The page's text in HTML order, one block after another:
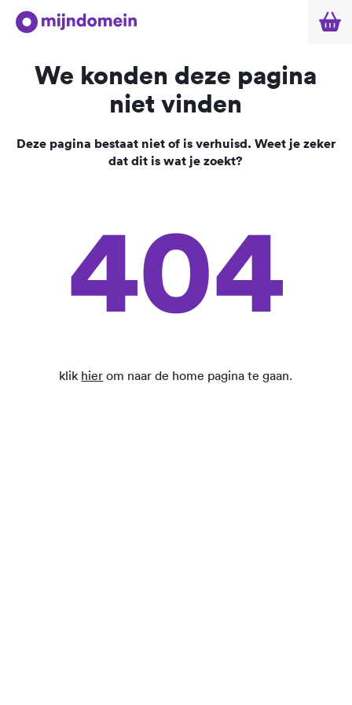
We konden deze pagina
niet vinden
Deze pagina bestaat niet of is verhuisd. Weet je zeker
dat dit is wat je zoekt?
404
klik hier om naar de home pagina te gaan.